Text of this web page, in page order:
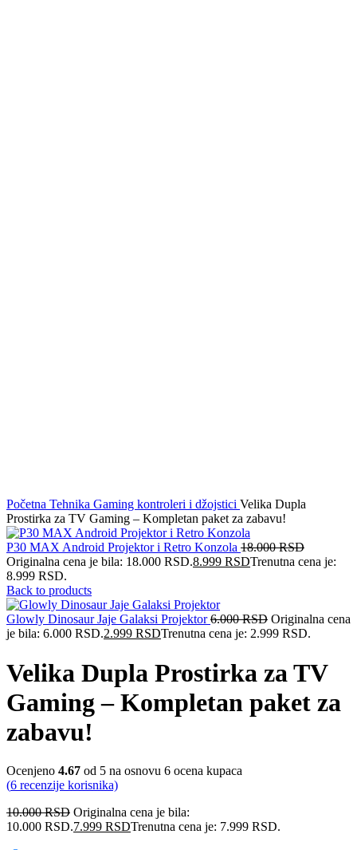
Početna Tehnika Gaming kontroleri i džojstici Velika Dupla
Prostirka za TV Gaming – Kompletan paket za zabavu!
P30 MAX Android Projektor i Retro Konzola 18.000RSD
Originalna cena je bila: 18.000 RSD.8.999 RSDTrenutna cena je:
8.999 RSD.
Back to products
Glowly Dinosaur Jaje Galaksi Projektor6.000RSD Originalna cena
je bila: 6.000 RSD.2.999 RSDTrenutna cena je: 2.999 RSD.
Velika Dupla Prostirka za TV
Gaming – Kompletan paket za
zabavu!
Ocenjeno 4.67 od 5 na osnovu 6 ocena kupaca
(6 recenzije korisnika)
10.000RSD Originalna cena je bila:
10.000 RSD.7.999 RSDTrenutna cena je: 7.999 RSD.